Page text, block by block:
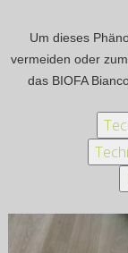
Um dieses
vermeiden oder
das BIOFA